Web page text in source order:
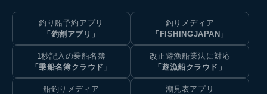
釣り船予約アプリ
「釣割アプリ」
釣りメディア
「FISHINGJAPAN」
1秒記入の乗船名簿
「乗船名簿クラウド」
改正遊漁船業法に対応
「遊漁船クラウド」
船釣りメディア
潮見表アプリ